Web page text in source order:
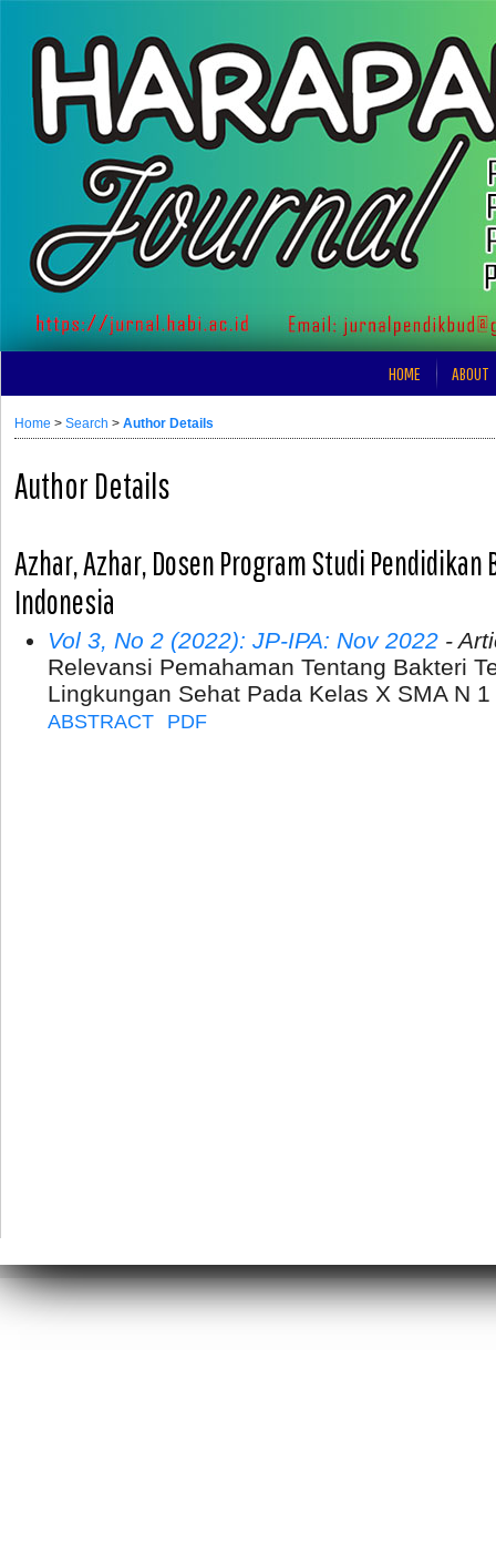
HOME ABOUT
Home > Search > Author Details
Author Details
Azhar, Azhar, Dosen Program Studi Pendidikan
Indonesia
Vol 3, No 2 (2022): JP-IPA: Nov 2022 -
Relevansi Pemahaman Tentang Bakteri
Lingkungan Sehat Pada Kelas X SMA N
ABSTRACT PDF